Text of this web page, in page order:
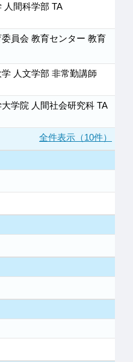
人間科学部 TA
員会 教育センター 教育
人文学部 非常勤講師
学院 人間社会研究科 TA
全件表示（10件）